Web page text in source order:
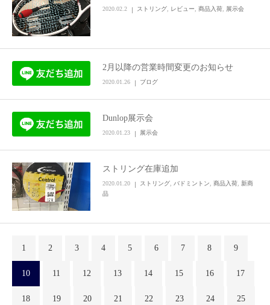
2020.02.2 ストリング, レビュー, 商品入荷, 展示会
2月以降の営業時間変更のお知らせ
2020.01.26 ブログ
Dunlop展示会
2020.01.23 展示会
ストリング在庫追加
2020.01.20 ストリング, バドミントン, 商品入荷, 新商
品
1 2 3 4 5 6 7 8 9
10 11 12 13 14 15 16 17
18 19 20 21 22 23 24 25